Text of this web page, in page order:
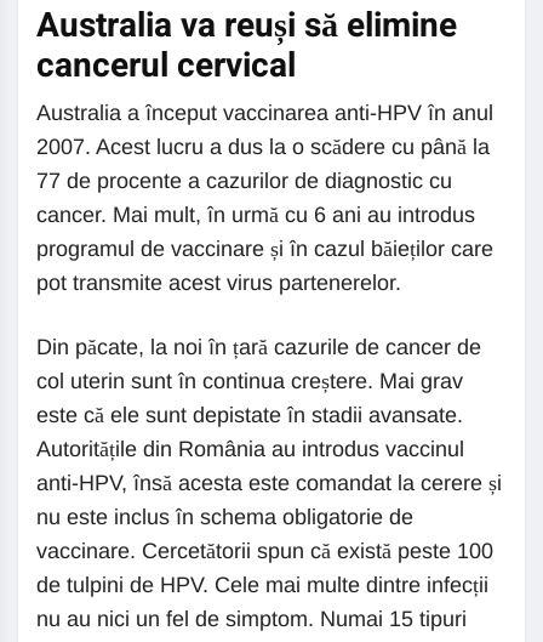
Australia va reuși să elimine
cancerul cervical
Australia a început vaccinarea anti-HPV în anul
2007. Acest lucru a dus la o scădere cu până la
77 de procente a cazurilor de diagnostic cu
cancer. Mai mult, în urmă cu 6 ani au introdus
programul de vaccinare și în cazul băieților care
pot transmite acest virus partenerelor.
Din păcate, la noi în țară cazurile de cancer de
col uterin sunt în continua creștere. Mai grav
este că ele sunt depistate în stadii avansate.
Autoritățile din România au introdus vaccinul
anti-HPV, însă acesta este comandat la cerere și
nu este inclus în schema obligatorie de
vaccinare. Cercetătorii spun că există peste 100
de tulpini de HPV. Cele mai multe dintre infecții
nu au nici un fel de simptom. Numai 15 tipuri